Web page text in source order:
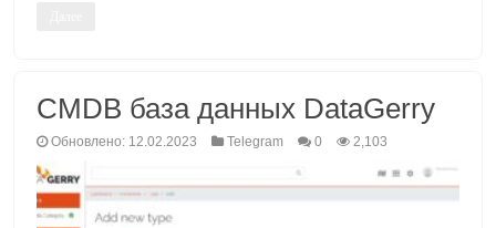
CMDB база данных DataGerry
Обновлено: 12.02.2023 Telegram 0 2,103